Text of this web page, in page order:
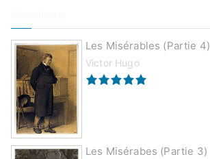
Les Misérables (partie 4)
Victor Hugo
Les Misérabes (partie 3)